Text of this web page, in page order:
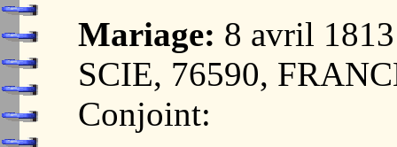
Mariage: 8 avril
SCIE, 76590,
Conjoint: